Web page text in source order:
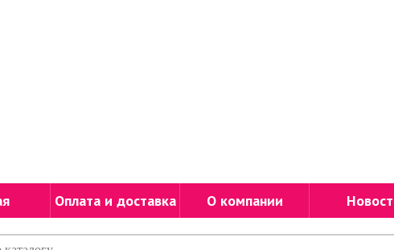
Оплата и доставка О компании